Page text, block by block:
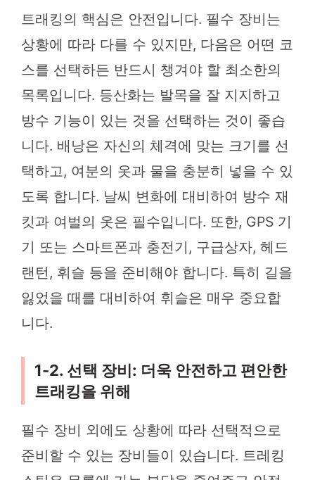
트래킹의 핵심은 안전입니다. 필수 장비는
상황에 따라 다를 수 있지만, 다음은 어떤 코
스를 선택하든 반드시 챙겨야 할 최소한의
목록입니다. 등산화는 발목을 잘 지지하고
방수 기능이 있는 것을 선택하는 것이 좋습
니다. 배낭은 자신의 체격에 맞는 크기를 선
택하고, 여분의 옷과 물을 충분히 넣을 수 있
도록 합니다. 날씨 변화에 대비하여 방수 재
킷과 여벌의 옷은 필수입니다. 또한, GPS 기
기 또는 스마트폰과 충전기, 구급상자, 헤드
랜턴, 휘슬 등을 준비해야 합니다. 특히 길을
잃었을 때를 대비하여 휘슬은 매우 중요합
니다.
1-2. 선택 장비: 더욱 안전하고 편안한
트래킹을 위해
필수 장비 외에도 상황에 따라 선택적으로
준비할 수 있는 장비들이 있습니다. 트레킹